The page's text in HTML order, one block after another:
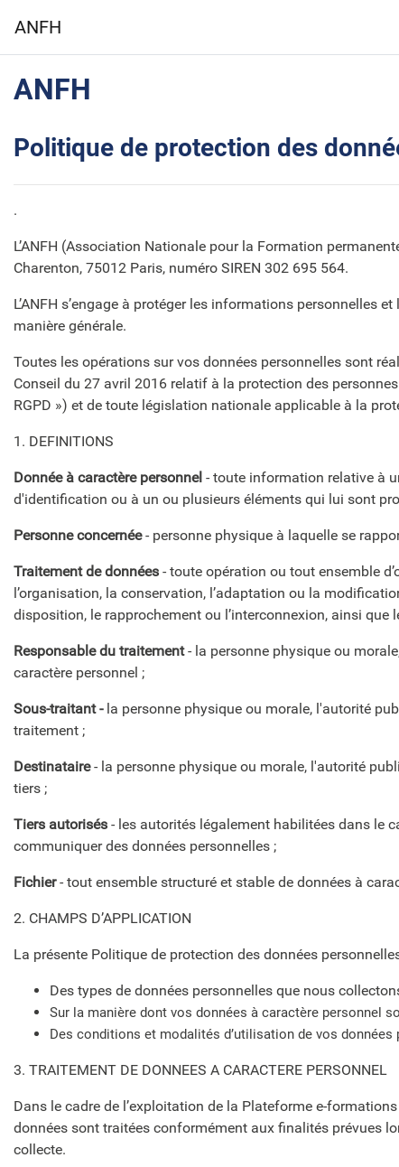
ANFH
ANFH
Politique de protection des
.
L’ANFH (Association Nationale pour la Formation
Charenton, 75012 Paris, numéro SIREN 302 695 564.
L’ANFH s’engage à protéger les informations personnelles
manière générale.
Toutes les opérations sur vos données personnelles sont
Conseil du 27 avril 2016 relatif à la protection des
RGPD ») et de toute législation nationale applicable à la
1. DEFINITIONS
Donnée à caractère personnel - toute information relative à
d'identification ou à un ou plusieurs éléments qui lui sont
Personne concernée- personne physique à laquelle se
Traitement de données - toute opération ou tout ensemble
l’organisation, la conservation, l’adaptation ou la
disposition, le rapprochement ou l’interconnexion, ainsi que
Responsable du traitement- la personne physique ou
caractère personnel ;
Sous-traitant - la personne physique ou morale, l'autorité
traitement ;
Destinataire- la personne physique ou morale, l'autorité
tiers ;
Tiers autorisés - les autorités légalement habilitées dans le
communiquer des données personnelles ;
Fichier- tout ensemble structuré et stable de données à
2. CHAMPS D’APPLICATION
La présente Politique de protection des données
Des types de données personnelles que nous
Sur la manière dont vos données à caractère personnel
Des conditions et modalités d’utilisation de vos
3. TRAITEMENT DE DONNEES A CARACTERE PERSONNEL
Dans le cadre de l’exploitation de la Plateforme e-
données sont traitées conformément aux finalités prévues
collecte.